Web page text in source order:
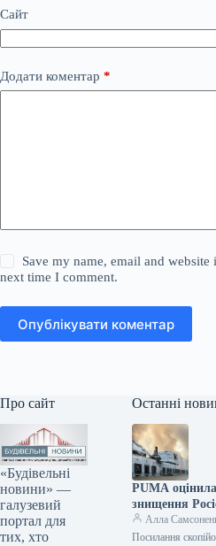
Сайт
Додати коментар *
Save my name, email and
next time I comment.
Опублікувати коментар
Про сайт
«Будівельні
новини» —
галузевий
портал для
тих, хто
Останні
PUMA
знищення
складських
Алла
Посилання